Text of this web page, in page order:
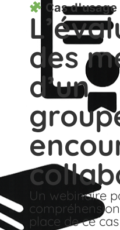
Cas d'usage
des
d’un
Un webinaire
place de ce